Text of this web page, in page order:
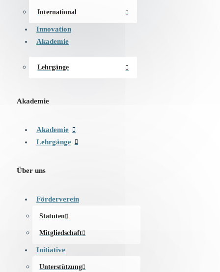
International
Innovation
Akademie
Lehrgänge
Akademie
Akademie
Lehrgänge
Über uns
Förderverein
Statuten
Mitgliedschaft
Initiative
Unterstützung